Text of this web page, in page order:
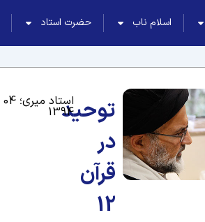
اسلام ناب حضرت استاد
توحید
در
قرآن
12
1394